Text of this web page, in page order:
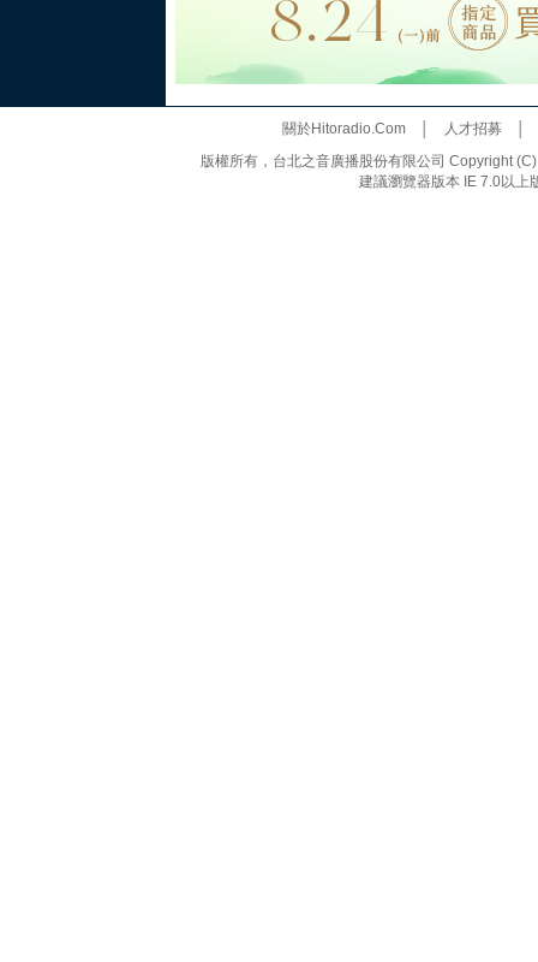
關於Hitoradio.Com│ 人才招募
版權所有，台北之音廣播股份有限公司 Copyright
建議瀏覽器版本 IE 7.0以上